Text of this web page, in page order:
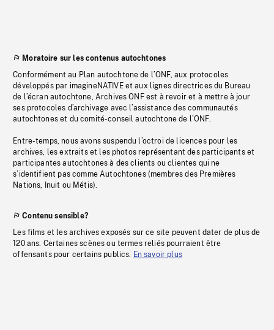
Moratoire sur les contenus autochtones
Conformément au Plan autochtone de l’ONF, aux protocoles
développés par imagineNATIVE et aux lignes directrices du Bureau
de l’écran autochtone, Archives ONF est à revoir et à mettre à jour
ses protocoles d’archivage avec l’assistance des communautés
autochtones et du comité-conseil autochtone de l’ONF.
Entre-temps, nous avons suspendu l’octroi de licences pour les
archives, les extraits et les photos représentant des participants et
participantes autochtones à des clients ou clientes qui ne
s’identifient pas comme Autochtones (membres des Premières
Nations, Inuit ou Métis).
Contenu sensible?
Les films et les archives exposés sur ce site peuvent dater de plus de
120 ans. Certaines scènes ou termes reliés pourraient être
offensants pour certains publics. En savoir plus